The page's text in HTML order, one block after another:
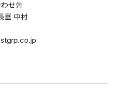
せ先
室 中村